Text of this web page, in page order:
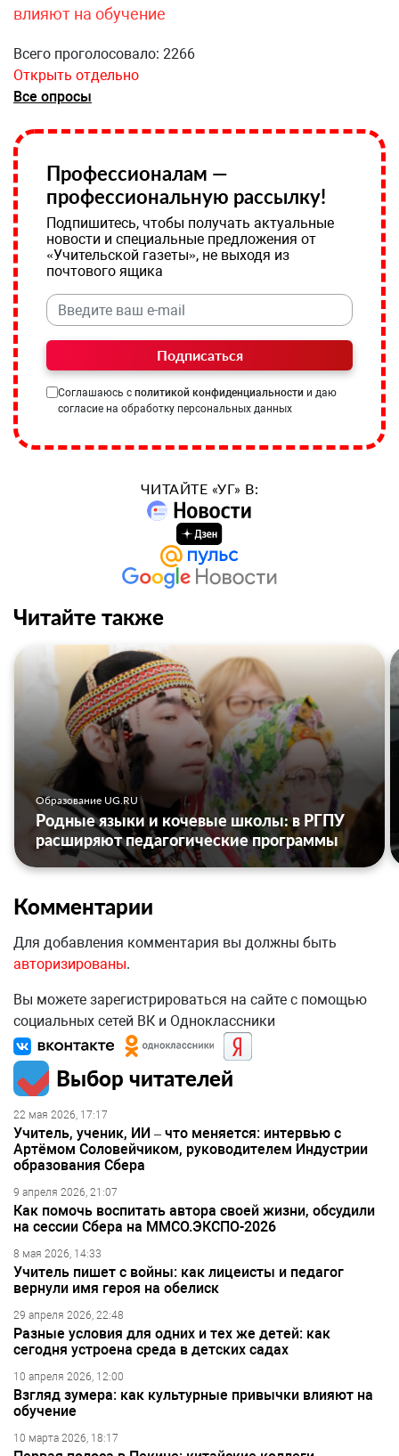
влияют на обучение
Всего проголосовало: 2266
Открыть отдельно
Все опросы
Профессионалам —
профессиональную рассылку!
Подпишитесь, чтобы получать актуальные
новости и специальные предложения от
«Учительской газеты», не выходя из
почтового ящика
Подписаться
Соглашаюсь с политикой конфиденциальности и даю
согласие на обработку персональных данных
ЧИТАЙТЕ «УГ» В:
Читайте также
Образование UG.RU
Родные языки и кочевые школы: в РГПУ
расширяют педагогические программы
Комментарии
Для добавления комментария вы должны быть
авторизированы.
Вы можете зарегистрироваться на сайте с помощью
социальных сетей ВК и Одноклассники
Выбор читателей
22 мая 2026, 17:17
Учитель, ученик, ИИ – что меняется: интервью с
Артёмом Соловейчиком, руководителем Индустрии
образования Сбера
9 апреля 2026, 21:07
Как помочь воспитать автора своей жизни, обсудили
на сессии Сбера на ММСО.ЭКСПО-2026
8 мая 2026, 14:33
Учитель пишет с войны: как лицеисты и педагог
вернули имя героя на обелиск
29 апреля 2026, 22:48
Разные условия для одних и тех же детей: как
сегодня устроена среда в детских садах
10 апреля 2026, 12:00
Взгляд зумера: как культурные привычки влияют на
обучение
10 марта 2026, 18:17